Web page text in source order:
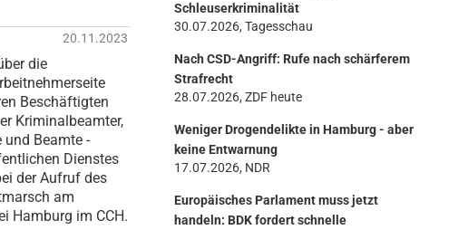
h
e
…
20.11.2023
die
Beschäftigten
Kriminalbeamter,
und Beamte -
Dienstes
der Aufruf des
am
Hamburg im CCH.
Schleuserkriminalität
30.07.2026, Tagesschau
Nach CSD-Angriff: Rufe nach schärferem
Strafrecht
28.07.2026, ZDF heute
Weniger Drogendelikte in Hamburg - aber
keine Entwarnung
17.07.2026, NDR
Europäisches Parlament muss jetzt
handeln: BDK fordert schnelle